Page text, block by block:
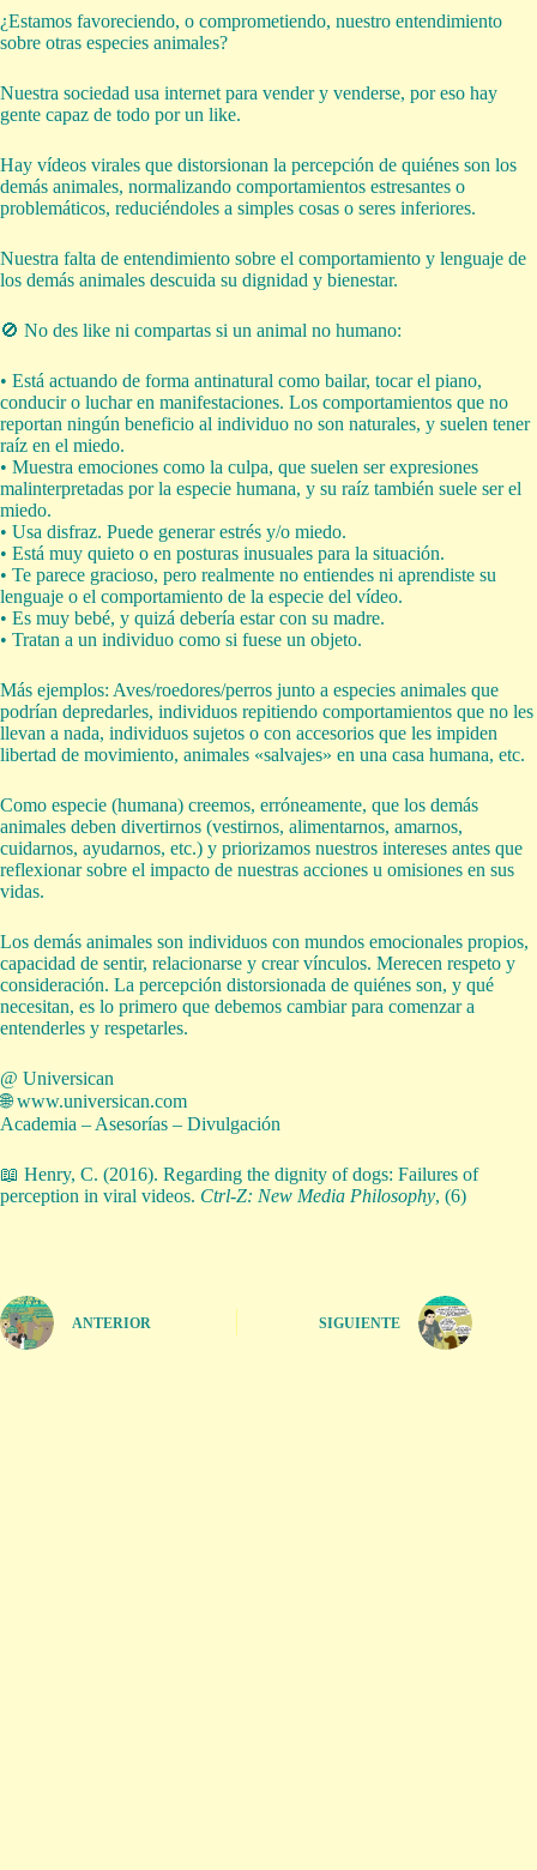
¿Estamos favoreciendo, o comprometiendo, nuestro entendimiento
sobre otras especies animales?
Nuestra sociedad usa internet para vender y venderse, por eso hay
gente capaz de todo por un like.
Hay vídeos virales que distorsionan la percepción de quiénes son los
demás animales, normalizando comportamientos estresantes o
problemáticos, reduciéndoles a simples cosas o seres inferiores.
Nuestra falta de entendimiento sobre el comportamiento y lenguaje de
los demás animales descuida su dignidad y bienestar.
🚫 No des like ni compartas si un animal no humano:
• Está actuando de forma antinatural como bailar, tocar el piano,
conducir o luchar en manifestaciones. Los comportamientos que no
reportan ningún beneficio al individuo no son naturales, y suelen tener
raíz en el miedo.
• Muestra emociones como la culpa, que suelen ser expresiones
malinterpretadas por la especie humana, y su raíz también suele ser el
miedo.
• Usa disfraz. Puede generar estrés y/o miedo.
• Está muy quieto o en posturas inusuales para la situación.
• Te parece gracioso, pero realmente no entiendes ni aprendiste su
lenguaje o el comportamiento de la especie del vídeo.
• Es muy bebé, y quizá debería estar con su madre.
• Tratan a un individuo como si fuese un objeto.
Más ejemplos: Aves/roedores/perros junto a especies animales que
podrían depredarles, individuos repitiendo comportamientos que no les
llevan a nada, individuos sujetos o con accesorios que les impiden
libertad de movimiento, animales «salvajes» en una casa humana, etc.
Como especie (humana) creemos, erróneamente, que los demás
animales deben divertirnos (vestirnos, alimentarnos, amarnos,
cuidarnos, ayudarnos, etc.) y priorizamos nuestros intereses antes que
reflexionar sobre el impacto de nuestras acciones u omisiones en sus
vidas.
Los demás animales son individuos con mundos emocionales propios,
capacidad de sentir, relacionarse y crear vínculos. Merecen respeto y
consideración. La percepción distorsionada de quiénes son, y qué
necesitan, es lo primero que debemos cambiar para comenzar a
entenderles y respetarles.
@ Universican
🌐 www.universican.com
Academia – Asesorías – Divulgación
📖 Henry, C. (2016). Regarding the dignity of dogs: Failures of
perception in viral videos. Ctrl-Z: New Media Philosophy, (6)
ANTERIOR SIGUIENTE